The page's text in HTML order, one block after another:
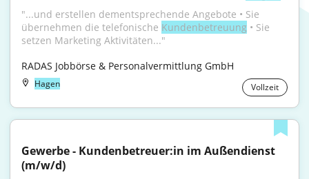
"...und erstellen dementsprechende Angebote • Sie
übernehmen die telefonische Kundenbetreuung • Sie
setzen Marketing Aktivitäten..."
RADAS Jobbörse & Personalvermittlung GmbH
Hagen Vollzeit
Gewerbe - Kundenbetreuer:in im Außendienst
(m/w/d)